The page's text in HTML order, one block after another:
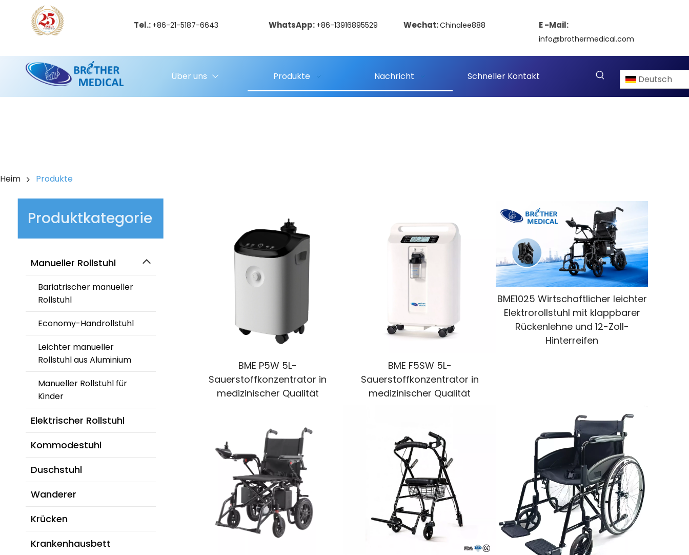
Tel.: +86-21-5187-6643 WhatsApp: +86-13916895529 Wechat:Chinalee888 E -Mail:
info@brothermedical.com
Über uns Produkte Nachricht Schneller Kontakt Deutsch
Heim Produkte
Produktkategorie
Manueller Rollstuhl
Bariatrischer manueller
Rollstuhl
Economy-Handrollstuhl
Leichter manueller
Rollstuhl aus Aluminium
Manueller Rollstuhl für
Kinder
Elektrischer Rollstuhl
Kommodestuhl
Duschstuhl
Wanderer
Krücken
Krankenhausbett
BME P5W 5L-
Sauerstoffkonzentrator in
medizinischer Qualität
BME F5SW 5L-
Sauerstoffkonzentrator in
medizinischer Qualität
BME1025 Wirtschaftlicher leichter
Elektrorollstuhl mit klappbarer
Rückenlehne und 12-Zoll-
Hinterreifen